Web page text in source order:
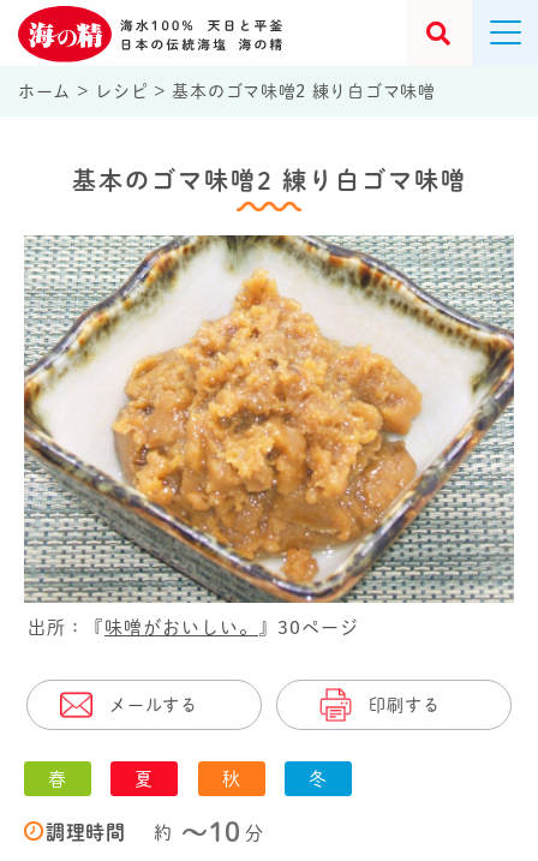
ホーム > レシピ > 基本のゴマ味噌2 練り白ゴマ味噌
基本のゴマ味噌2 練り白ゴマ味噌
出所：『 味噌がおいしい。 』30ページ
メールする 印刷する
春 夏 秋 冬
調理時間 約 〜10 分